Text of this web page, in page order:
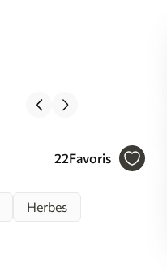
22Favoris
Herbes